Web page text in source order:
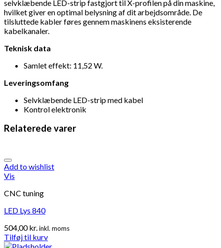
selvklæbende LED-strip fastgjort til X-profilen på din maskine,
hvilket giver en optimal belysning af dit arbejdsområde. De
tilsluttede kabler føres gennem maskinens eksisterende
kabelkanaler.
Teknisk data
Samlet effekt: 11,52 W.
Leveringsomfang
Selvklæbende LED-strip med kabel
Kontrol elektronik
Relaterede varer
Add to wishlist
Vis
CNC tuning
LED Lys 840
504,00kr.inkl. moms
Tilføj til kurv